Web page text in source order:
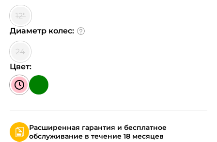
12"
Диаметр колес:
24
Цвет:
Расширенная гарантия и бесплатное
обслуживание в течение 18 месяцев